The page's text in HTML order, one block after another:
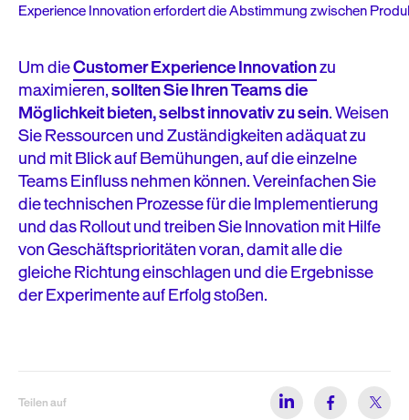
Experience Innovation erfordert die Abstimmung zwischen
Um dieCustomer Experience Innovationzu
maximieren,sollten Sie Ihren Teams die
Möglichkeit bieten, selbst innovativ zu sein. Weisen
Sie Ressourcen und Zuständigkeiten adäquat zu
und mit Blick auf Bemühungen, auf die einzelne
Teams Einfluss nehmen können. Vereinfachen Sie
die technischen Prozesse für die Implementierung
und das Rollout und treiben Sie Innovation mit Hilfe
von Geschäftsprioritäten voran, damit alle die
gleiche Richtung einschlagen und die Ergebnisse
der Experimente auf Erfolg stoßen.
Teilen auf